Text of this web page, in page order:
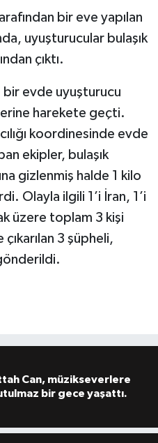
bir eve yapılan
uyuşturucular bulaşık
çıktı.
bir evde uyuşturucu
harekete geçti.
koordinesinde evde
ekipler, bulaşık
gizlenmiş halde 1 kilo
Olayla ilgili 1’i İran, 1’i
üzere toplam 3 kişi
3 şüpheli,
Can, müzikseverlere
bir gece yaşattı.